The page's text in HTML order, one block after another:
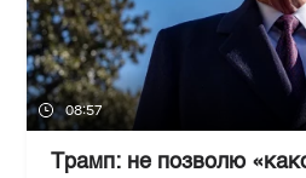
08:57
Трамп: не позволю